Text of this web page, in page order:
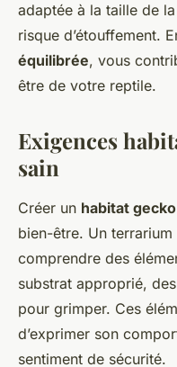
adaptée à la taille de
risque d’étouffement.
équilibrée, vous
être de votre reptile.
Exigences
sain
Créer un habitat gecko
bien-être. Un
comprendre des
substrat approprié,
pour grimper. Ces
d’exprimer son
sentiment de sécurité.